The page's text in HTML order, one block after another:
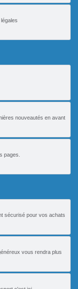
nouveautés en avant
pages.
sécurisé pour vos achats
vous rendra plus